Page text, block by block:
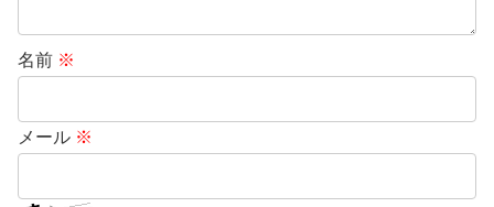
名前 ※
メール ※